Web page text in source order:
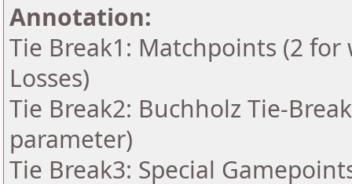
Annotation:
Tie Break1: Matchpoints (2
Losses)
Tie Break2: Buchholz Tie-
parameter)
Tie Break3: Special